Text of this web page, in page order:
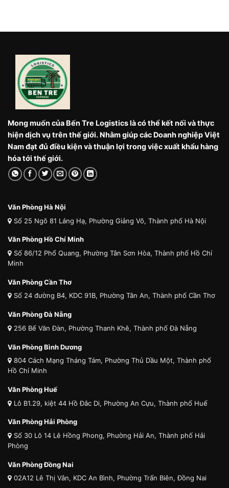
Mong muốn của Bến Tre Logistics là có thể kết nối và thực
hiện dịch vụ trên thế giới. Nhằm giúp các Doanh nghiệp Việt
Nam đạt đủ điều kiện và thuận lợi trong việc xuất khẩu hàng
hóa tới thế giới.
Văn Phòng Hà Nội
Số 25 Ngõ 81 Láng Hạ, Phường Giảng Võ, Thành phố Hà Nội
Văn Phòng Hồ Chí Minh
Số 86/12 Phổ Quang, Phường Tân Sơn Hòa, Thành phố Hồ Chí
Minh
Văn Phòng Cần Thơ
Số 24 đường B4, KDC 91B, Phường Tân An, Thành phố Cần Thơ
Văn Phòng Đà Nẵng
256 Bế Văn Đàn, Phường Thanh Khê, Thành phố Đà Nẵng
Văn Phòng Bình Dương
804 Cách Mạng Tháng Tám, Phường Thủ Dầu Một, Thành phố
Hồ Chí Minh
Văn Phòng Huế
Lô B1.29, kiệt 44 Hồ Đắc Di, Phường An Cựu, Thành phố Huế
Văn Phòng Hải Phòng
Số 30 Lô 14 Lê Hồng Phong, Phường Hải An, Thành phố Hải
Phòng
Văn Phòng Đồng Nai
02A12 Lê Thị Vân, KDC An Bình, Phường Trấn Biên, Đồng Nai